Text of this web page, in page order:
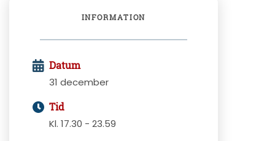
INFORMATION
Datum
31 december
Tid
Kl. 17.30 - 23.59